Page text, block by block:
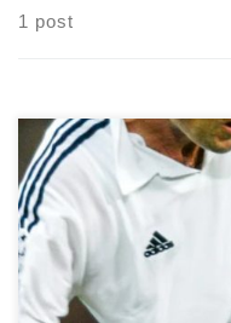
1 post
1. Úvod: Éra Zidana a její
Real Madrid pod
„Los Galácticos“. Mezi
obzvlášť: Zinedine
elegancí a dokonalou